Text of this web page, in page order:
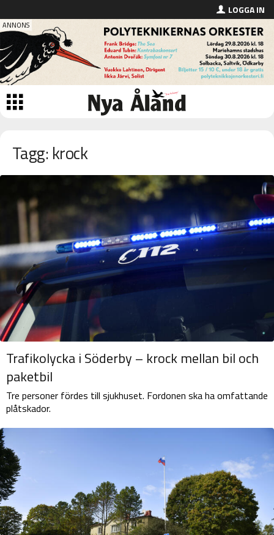
LOGGA IN
Tagg: krock
Trafikolycka i Söderby – krock mellan bil och
paketbil
Tre personer fördes till sjukhuset. Fordonen ska ha omfattande
plåtskador.